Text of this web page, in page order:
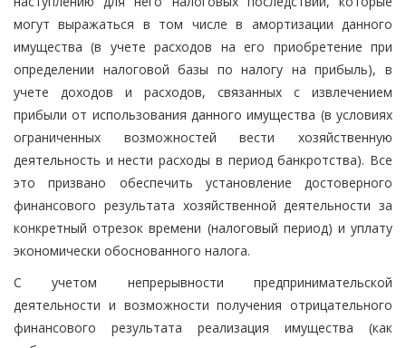
могут выражаться в том числе в амортизации данного
имущества (в учете расходов на его приобретение при
определении налоговой базы по налогу на прибыль), в
учете доходов и расходов, связанных с извлечением
прибыли от использования данного имущества (в условиях
ограниченных возможностей вести хозяйственную
деятельность и нести расходы в период банкротства). Все
это призвано обеспечить установление достоверного
финансового результата хозяйственной деятельности за
конкретный отрезок времени (налоговый период) и уплату
экономически обоснованного налога.
С учетом непрерывности предпринимательской
деятельности и возможности получения отрицательного
финансового результата реализация имущества (как